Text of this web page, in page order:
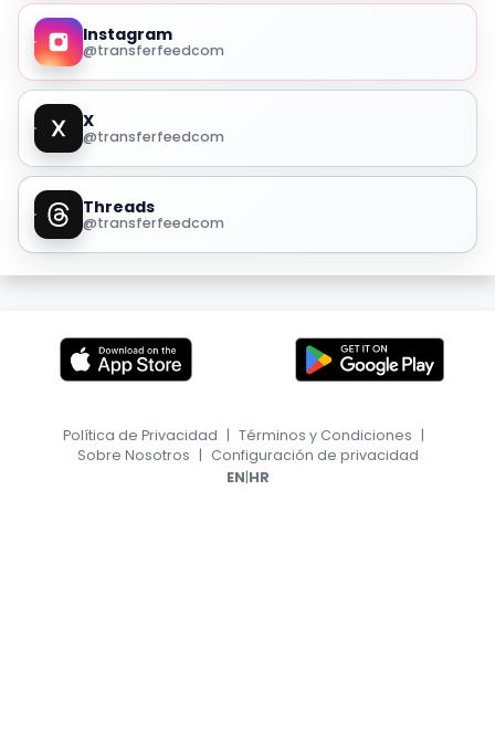
Instagram
@transferfeedcom
X
@transferfeedcom
Threads
@transferfeedcom
Política de Privacidad | Términos y Condiciones |
Sobre Nosotros | Configuración de privacidad
EN|HR